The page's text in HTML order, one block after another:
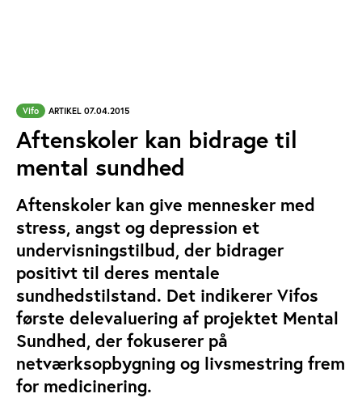
Vifo ARTIKEL 07.04.2015
Aftenskoler kan bidrage til
mental sundhed
Aftenskoler kan give mennesker med
stress, angst og depression et
undervisningstilbud, der bidrager
positivt til deres mentale
sundhedstilstand. Det indikerer Vifos
første delevaluering af projektet Mental
Sundhed, der fokuserer på
netværksopbygning og livsmestring frem
for medicinering.